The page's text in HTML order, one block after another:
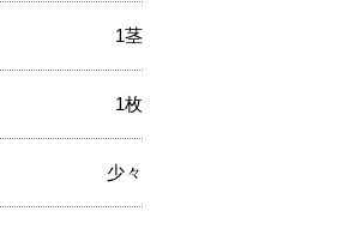
1茎
1枚
少々